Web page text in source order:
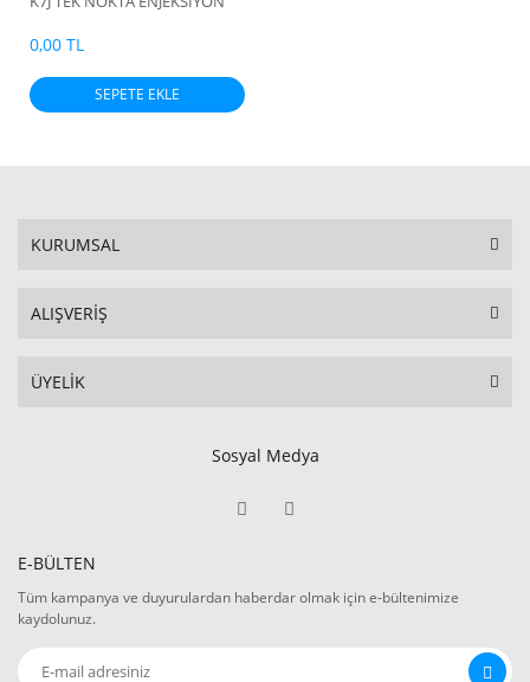
0,00 TL
SEPETE EKLE
KURUMSAL
ALIŞVERİŞ
ÜYELİK
Sosyal Medya
E-BÜLTEN
Tüm kampanya ve duyurulardan haberdar olmak için e-bültenimize
kaydolunuz.